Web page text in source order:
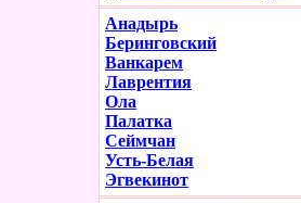
Анадырь
Беринговский
Ванкарем
Лаврентия
Ола
Палатка
Сеймчан
Усть-Белая
Эгвекинот